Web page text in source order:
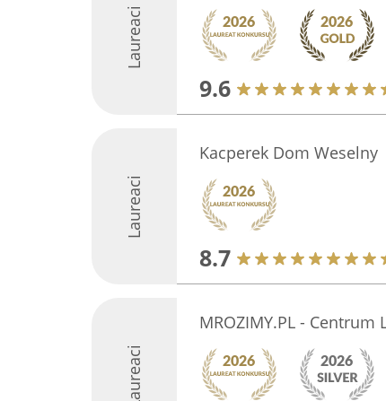
Laureaci
9.6
Laureaci
Kacperek Dom Weselny
8.7
Laureaci
MROZIMY.PL - Centrum